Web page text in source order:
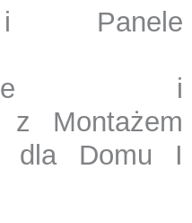
i Panele
i
z Montażem
dla Domu I